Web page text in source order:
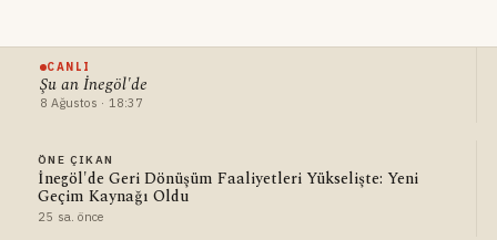
CANLI
Şu an İnegöl'de
8 Ağustos · 18:37
ÖNE ÇIKAN
İnegöl'de Geri Dönüşüm Faaliyetleri Yükselişte: Yeni
Geçim Kaynağı Oldu
25 sa. önce